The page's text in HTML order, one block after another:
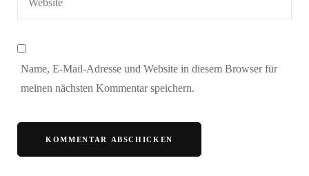
Name, E-Mail-Adresse und Website in diesem Browser für
meinen nächsten Kommentar speichern.